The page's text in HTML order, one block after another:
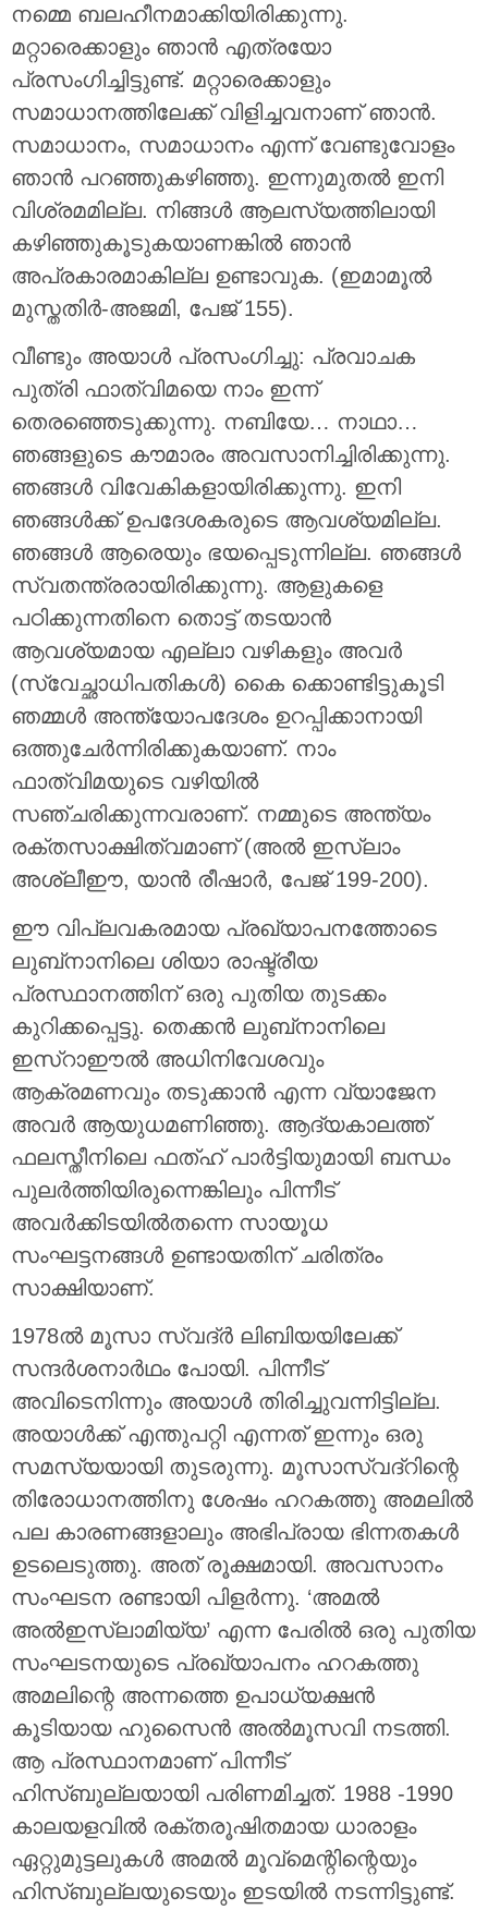
നമ്മെ ബലഹീനമാക്കിയിരിക്കുന്നു.
മറ്റാരെക്കാളും ഞാൻ എത്രയോ
പ്രസംഗിച്ചിട്ടുണ്ട്. മറ്റാരെക്കാളും
സമാധാനത്തിലേക്ക് വിളിച്ചവനാണ് ഞാൻ.
സമാധാനം, സമാധാനം എന്ന് വേണ്ടുവോളം
ഞാൻ പറഞ്ഞുകഴിഞ്ഞു. ഇന്നുമുതൽ ഇനി
വിശ്രമമില്ല. നിങ്ങൾ ആലസ്യത്തിലായി
കഴിഞ്ഞുകൂടുകയാണങ്കിൽ ഞാൻ
അപ്രകാരമാകില്ല ഉണ്ടാവുക. (ഇമാമൂൽ
മുസ്തതിർ-അജമി, പേജ് 155).
വീണ്ടും അയാൾ പ്രസംഗിച്ചു: പ്രവാചക
പുത്രി ഫാത്വിമയെ നാം ഇന്ന്
തെരഞ്ഞെടുക്കുന്നു. നബിയേ… നാഥാ…
ഞങ്ങളുടെ കൗമാരം അവസാനിച്ചിരിക്കുന്നു.
ഞങ്ങൾ വിവേകികളായിരിക്കുന്നു. ഇനി
ഞങ്ങൾക്ക് ഉപദേശകരുടെ ആവശ്യമില്ല.
ഞങ്ങൾ ആരെയും ഭയപ്പെടുന്നില്ല. ഞങ്ങൾ
സ്വതന്ത്രരായിരിക്കുന്നു. ആളുകളെ
പഠിക്കുന്നതിനെ തൊട്ട് തടയാൻ
ആവശ്യമായ എല്ലാ വഴികളും അവർ
(സ്വേച്ഛാധിപതികൾ) കൈ ക്കൊണ്ടിട്ടുകൂടി
ഞമ്മൾ അന്ത്യോപദേശം ഉറപ്പിക്കാനായി
ഒത്തുചേർന്നിരിക്കുകയാണ്. നാം
ഫാത്വിമയുടെ വഴിയിൽ
സഞ്ചരിക്കുന്നവരാണ്. നമ്മുടെ അന്ത്യം
രക്തസാക്ഷിത്വമാണ് (അൽ ഇസ്‌ലാം
അശ്ലീഈ, യാൻ രീഷാർ, പേജ് 199-200).
ഈ വിപ്ലവകരമായ പ്രഖ്യാപനത്തോടെ
ലുബ്‌നാനിലെ ശിയാ രാഷ്ട്രീയ
പ്രസ്ഥാനത്തിന് ഒരു പുതിയ തുടക്കം
കുറിക്കപ്പെട്ടു. തെക്കൻ ലുബ്‌നാനിലെ
ഇസ്‌റാഈൽ അധിനിവേശവും
ആക്രമണവും തടുക്കാൻ എന്ന വ്യാജേന
അവർ ആയുധമണിഞ്ഞു. ആദ്യകാലത്ത്
ഫലസ്തീനിലെ ഫത്ഹ് പാർട്ടിയുമായി ബന്ധം
പുലർത്തിയിരുന്നെങ്കിലും പിന്നീട്
അവർക്കിടയിൽതന്നെ സായൂധ
സംഘട്ടനങ്ങൾ ഉണ്ടായതിന് ചരിത്രം
സാക്ഷിയാണ്.
1978ൽ മൂസാ സ്വദ്ർ ലിബിയയിലേക്ക്
സന്ദർശനാർഥം പോയി. പിന്നീട്
അവിടെനിന്നും അയാൾ തിരിച്ചുവന്നിട്ടില്ല.
അയാൾക്ക് എന്തുപറ്റി എന്നത് ഇന്നും ഒരു
സമസ്യയായി തുടരുന്നു. മൂസാസ്വദ്‌റിന്റെ
തിരോധാനത്തിനു ശേഷം ഹറകത്തു അമലിൽ
പല കാരണങ്ങളാലും അഭിപ്രായ ഭിന്നതകൾ
ഉടലെടുത്തു. അത് രൂക്ഷമായി. അവസാനം
സംഘടന രണ്ടായി പിളർന്നു. ‘അമൽ
അൽഇസ്‌ലാമിയ്യ’ എന്ന പേരിൽ ഒരു പുതിയ
സംഘടനയുടെ പ്രഖ്യാപനം ഹറകത്തു
അമലിന്റെ അന്നത്തെ ഉപാധ്യക്ഷൻ
കൂടിയായ ഹുസൈൻ അൽമൂസവി നടത്തി.
ആ പ്രസ്ഥാനമാണ് പിന്നീട്
ഹിസ്ബുല്ലയായി പരിണമിച്ചത്. 1988 -1990
കാലയളവിൽ രക്തരൂഷിതമായ ധാരാളം
ഏറ്റുമുട്ടലുകൾ അമൽ മൂവ്‌മെന്റിന്റെയും
ഹിസ്ബുല്ലയുടെയും ഇടയിൽ നടന്നിട്ടുണ്ട്.